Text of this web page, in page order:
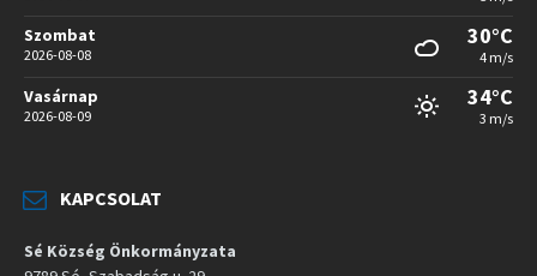
Szombat
2026-08-08
30°C
4 m/s
Vasárnap
2026-08-09
34°C
3 m/s
KAPCSOLAT
Sé Község Önkormányzata